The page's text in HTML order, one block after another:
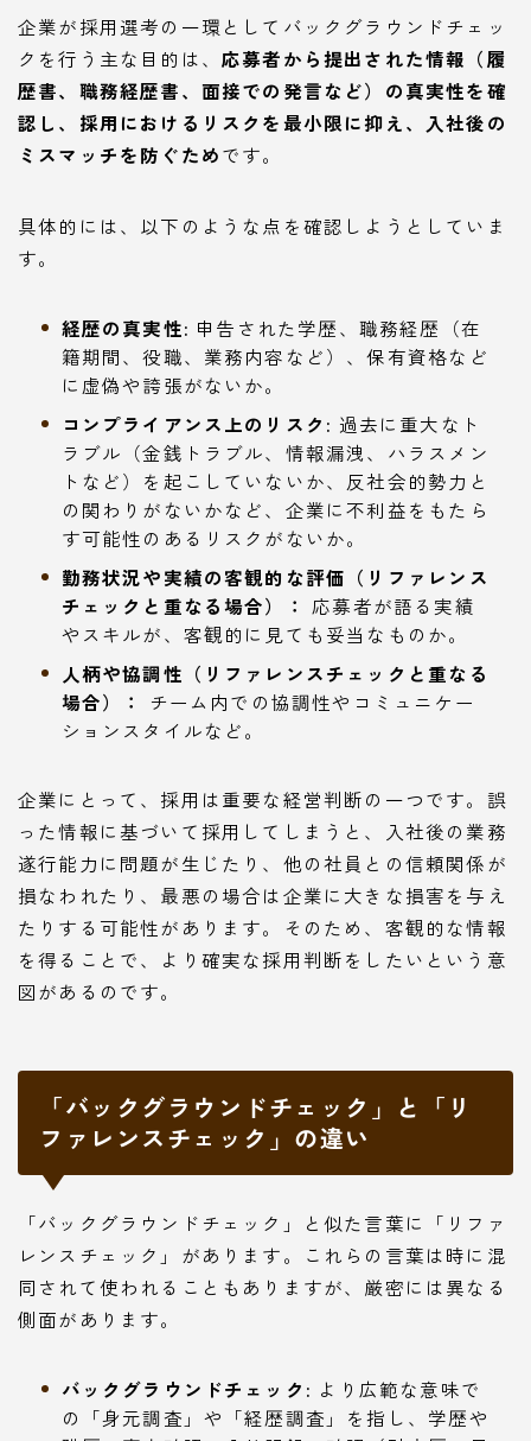
企業が採用選考の一環としてバックグラウンドチェッ
クを行う主な目的は、 応募者から提出された情報（履
歴書、職務経歴書、面接での発言など）の真実性を確
認し、採用におけるリスクを最小限に抑え、入社後の
ミスマッチを防ぐためです。
具体的には、以下のような点を確認しようとしていま
す。
経歴の真実性: 申告された学歴、職務経歴（在
籍期間、役職、業務内容など）、保有資格など
に虚偽や誇張がないか。
コンプライアンス上のリスク: 過去に重大なト
ラブル（金銭トラブル、情報漏洩、ハラスメン
トなど）を起こしていないか、反社会的勢力と
の関わりがないかなど、企業に不利益をもたら
す可能性のあるリスクがないか。
勤務状況や実績の客観的な評価（リファレンス
チェックと重なる場合）：
応募者が語る実績
やスキルが、客観的に見ても妥当なものか。
人柄や協調性（リファレンスチェックと重なる
場合）：
チーム内での協調性やコミュニケー
ションスタイルなど。
企業にとって、採用は重要な経営判断の一つです。誤
った情報に基づいて採用してしまうと、入社後の業務
遂行能力に問題が生じたり、他の社員との信頼関係が
損なわれたり、最悪の場合は企業に大きな損害を与え
たりする可能性があります。そのため、客観的な情報
を得ることで、より確実な採用判断をしたいという意
図があるのです。
「バックグラウンドチェック」と「リ
ファレンスチェック」の違い
「バックグラウンドチェック」と似た言葉に「リファ
レンスチェック」があります。これらの言葉は時に混
同されて使われることもありますが、厳密には異なる
側面があります。
バックグラウンドチェック: より広範な意味で
の「身元調査」や「経歴調査」を指し、学歴や